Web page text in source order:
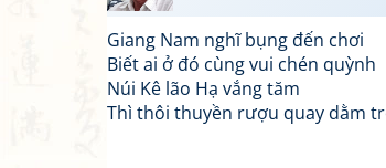
Giang Nam nghĩ bụng đến chơi
Biết ai ở đó cùng vui chén quỳnh
Núi Kê lão Hạ vắng tăm
Thì thôi thuyền rượu quay dằm